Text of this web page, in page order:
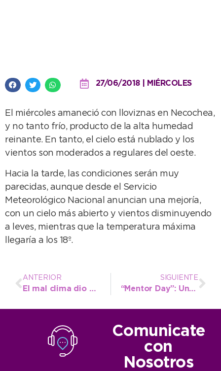
27/06/2018 | MIÉRCOLES
El miércoles amaneció con lloviznas en Necochea,
y no tanto frío, producto de la alta humedad
reinante. En tanto, el cielo está nublado y los
vientos son moderados a regulares del oeste.
Hacia la tarde, las condiciones serán muy
parecidas, aunque desde el Servicio
Meteorológico Nacional anuncian una mejoría,
con un cielo más abierto y vientos disminuyendo
a leves, mientras que la temperatura máxima
llegaría a los 18º.
ANTERIOR
El mal clima dio un respiro y se retomó el entoscado en diversos barrios
SIGUIENTE
“Mentor Day”: Una propuesta innovadora para seguir impulsando a los emprendedores
Comunicate
con
Nosotros